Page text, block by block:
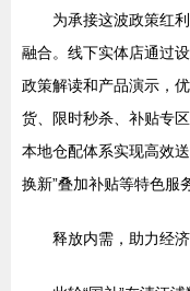
为承接这波政策红
融合。线下实体店通过
政策解读和产品演示，
货、限时秒杀、补贴专
本地仓配体系实现高效
换新”叠加补贴等特色服
释放内需，助力经